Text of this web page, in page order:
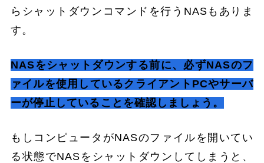
らシャットダウンコマンドを行うNASもありま
す。
NASをシャットダウンする前に、必ずNASのフ
ァイルを使用しているクライアントPCやサーバ
ーが停止していることを確認しましょう。
もしコンピュータがNASのファイルを開いてい
る状態でNASをシャットダウンしてしまうと、